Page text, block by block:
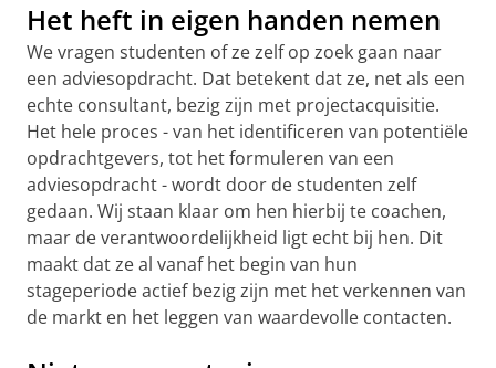
Het heft in eigen handen nemen
We vragen studenten of ze zelf op zoek gaan naar
een adviesopdracht. Dat betekent dat ze, net als een
echte consultant, bezig zijn met projectacquisitie.
Het hele proces - van het identificeren van potentiële
opdrachtgevers, tot het formuleren van een
adviesopdracht - wordt door de studenten zelf
gedaan. Wij staan klaar om hen hierbij te coachen,
maar de verantwoordelijkheid ligt echt bij hen. Dit
maakt dat ze al vanaf het begin van hun
stageperiode actief bezig zijn met het verkennen van
de markt en het leggen van waardevolle contacten.